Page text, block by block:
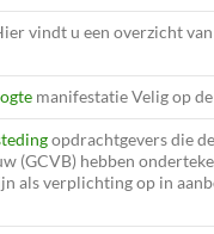
vindt u een overzicht
manifestatie Velig op
opdrachtgevers die
(GCVB) hebben
als verplichting op in